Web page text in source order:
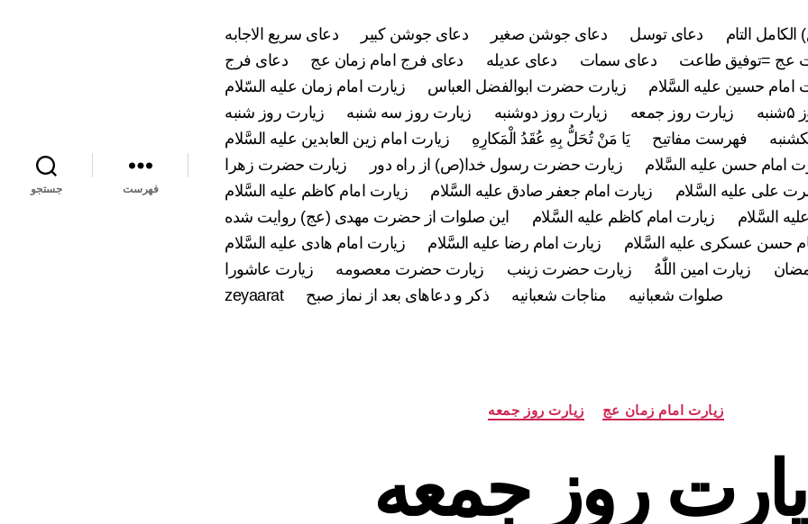
التام دعای توسل دعای جوشن صغیر دعای جوشن کبیر
دعای سریع الاجابه
=توفیق طاعت
دعای سمات دعای عدیله دعای فرج امام زمان عج
دعای فرج
امام حسین علیه السَّلام
زیارت حضرت ابوالفضل العباس
زیارت امام زمان علیه السّلام
زیارت روز جمعه زیارت روز دوشنبه زیارت روز سه شنبه
زیارت روز شنبه
فهرست مفاتیح يَا مَنْ تُحَلُّ بِهِ عُقَدُ الْمَكارِهِ
زیارت امام زین العابدین علیه السَّلام
امام حسن علیه السَّلام
زیارت حضرت رسول خدا(ص) از راه دور
زیارت حضرت زهرا
علی علیه السَّلام
زیارت امام جعفر صادق علیه السَّلام
زیارت امام کاظم علیه السَّلام
السَّلام
زیارت امام کاظم علیه السَّلام
این صلوات از حضرت مهدی (عج) روایت شده
حسن عسکری علیه السَّلام
زیارت امام رضا علیه السَّلام
زیارت امام هادی علیه السَّلام
زیارت امین اللّٰهُ زیارت حضرت زینب زیارت حضرت معصومه
زیارت عاشورا
صلوات شعبانیه
مناجات شعبانیه ذکر و دعاهای بعد از نماز صبح zeyaarat
فهرست جستجو
دسته‌ها زیارت امام زمان عج زیارت روز جمعه
روز جمعه